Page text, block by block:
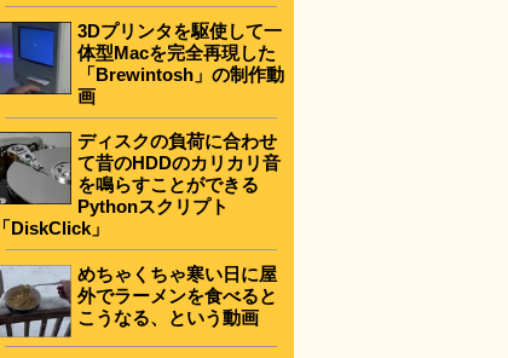
3Dプリンタを駆使して一
体型Macを完全再現した
「Brewintosh」の制作動
画
ディスクの負荷に合わせ
て昔のHDDのカリカリ音
を鳴らすことができる
Pythonスクリプト
「DiskClick」
めちゃくちゃ寒い日に屋
外でラーメンを食べると
こうなる、という動画